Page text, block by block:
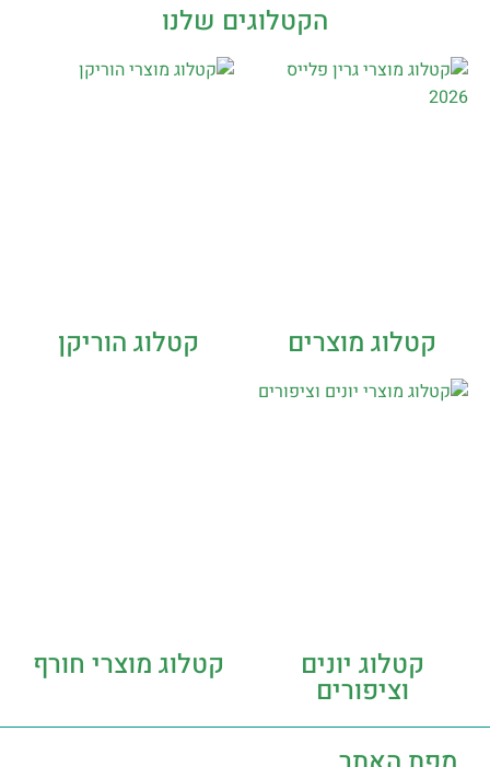
הקטלוגים שלנו
קטלוג מוצרים קטלוג הוריקן
קטלוג יונים
וציפורים
קטלוג מוצרי חורף